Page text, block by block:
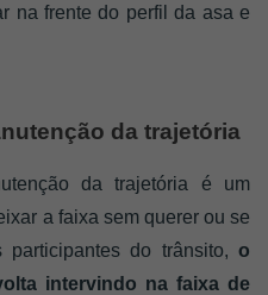
na frente do perfil da asa e
da trajetória
da trajetória é um
a faixa sem querer ou se
participantes do trânsito, o
intervindo na faixa de